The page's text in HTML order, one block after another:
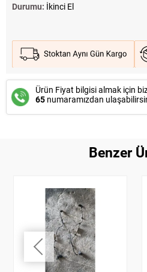
Durumu: İkinci El
Ürün Fiyat bilgisi almak için
65 numaramızdan
Benzer